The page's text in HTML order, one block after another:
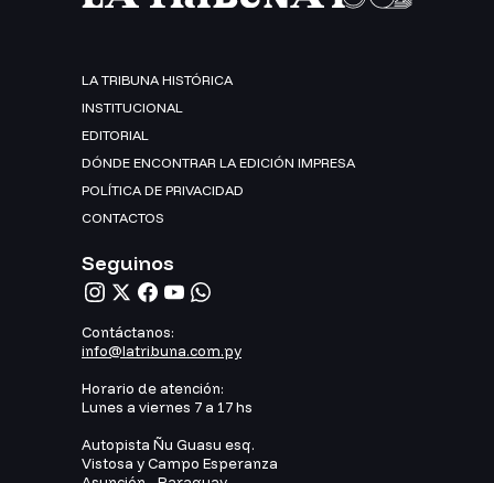
LA TRIBUNA HISTÓRICA
INSTITUCIONAL
EDITORIAL
DÓNDE ENCONTRAR LA EDICIÓN IMPRESA
POLÍTICA DE PRIVACIDAD
CONTACTOS
Seguinos
Contáctanos:
info@latribuna.com.py
Horario de atención:
Lunes a viernes 7 a 17 hs
Autopista Ñu Guasu esq.
Vistosa y Campo Esperanza